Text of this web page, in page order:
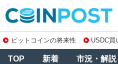
ビットコインの将来性 USDC買
TOP 新着 市況・解説